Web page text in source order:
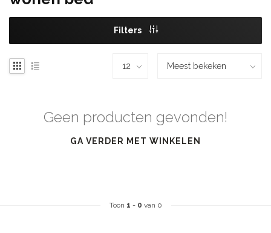
Filters
Geen producten gevonden!
GA VERDER MET WINKELEN
Toon 1 - 0 van 0